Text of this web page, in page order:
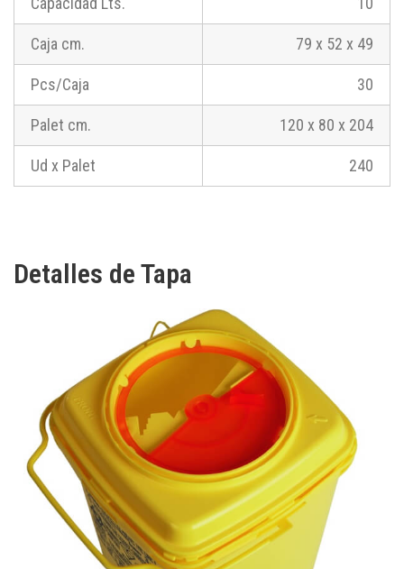
Caja cm. 79 x 52 x 49
Pcs/Caja 30
Palet cm. 120 x 80 x 204
Ud x Palet 240
Detalles de Tapa